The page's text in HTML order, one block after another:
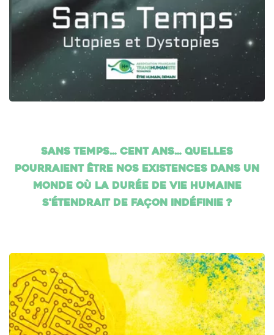
Sans temps… cent ans… Quelles
pourraient être nos existences dans un
monde où la durée de vie humaine
s'étendrait de façon indéfinie ?